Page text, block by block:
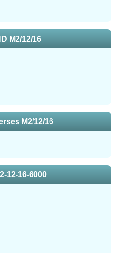
M2/12/16
M2/12/16
12-16-6000